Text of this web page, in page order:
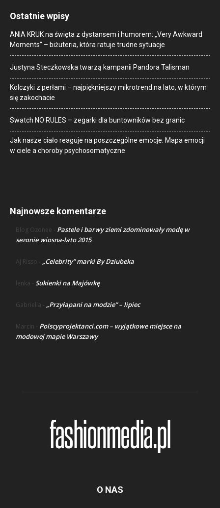
Ostatnie wpisy
ANIA KRUK na święta z dystansem i humorem: „Very Awkward
Moments” – biżuteria, która ratuje trudne sytuacje
Justyna Steczkowska twarzą kampanii Pandora Talisman
Kolczyki z perłami – najpiękniejszy mikrotrend na lato, w którym
się zakochacie
Swatch NO RULES – zegarki dla buntowników bez granic
Jak nasze ciało reaguje na poszczególne emocje. Mapa emocji
w ciele a choroby psychosomatyczne
Najnowsze komentarze
Blog Ozonee - Pastele i barwy ziemi zdominowały modę w
sezonie wiosna-lato 2015
AJ Risso - „Celebrity” marki By Dziubeka
lenka - Sukienki na Majówkę
Gabriella - „Przyłapani na modzie” – lipiec
Marcin - Polscyprojektanci.com – wyjątkowe miejsce na
modowej mapie Warszawy
O NAS